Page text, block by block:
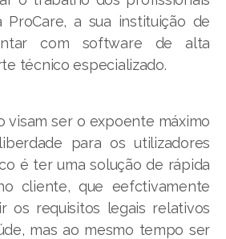
ProCare, a sua instituição de
com software de alta
técnico especializado.
visam ser o expoente máximo
para os utilizadores
é ter uma solução de rápida
cliente, que eefctivamente
os requisitos legais relativos
mas ao mesmo tempo ser